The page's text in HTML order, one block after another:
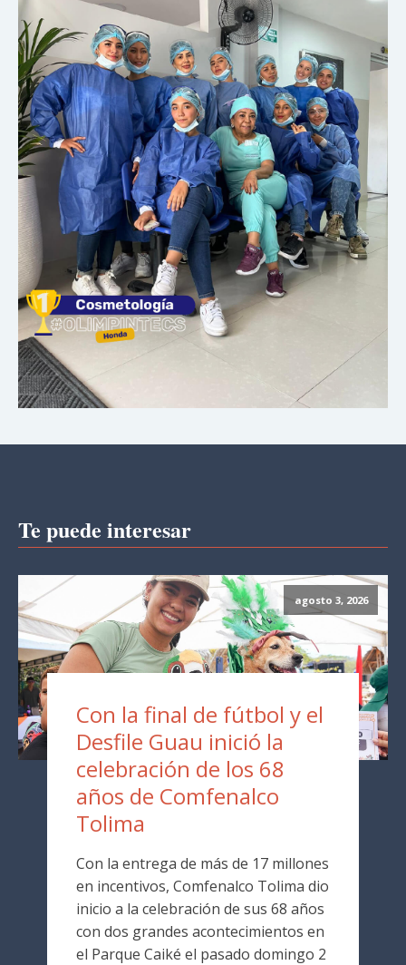
Te puede interesar
agosto 3, 2026
Con la final de fútbol y el
Desfile Guau inició la
celebración de los 68
años de Comfenalco
Tolima
Con la entrega de más de 17 millones
en incentivos, Comfenalco Tolima dio
inicio a la celebración de sus 68 años
con dos grandes acontecimientos en
el Parque Caiké el pasado domingo 2